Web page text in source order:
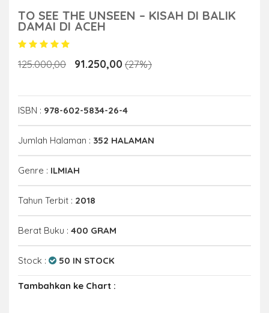
TO SEE THE UNSEEN – KISAH DI BALIK
DAMAI DI ACEH
125.000,00 91.250,00(27%)
ISBN : 978-602-5834-26-4
Jumlah Halaman : 352 HALAMAN
Genre : ILMIAH
Tahun Terbit : 2018
Berat Buku : 400 GRAM
Stock : 50 IN STOCK
Tambahkan ke Chart :